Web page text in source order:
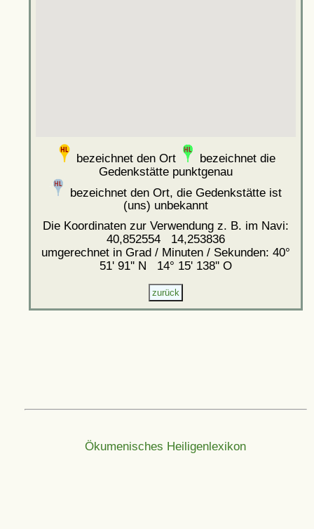
bezeichnet den Ort
bezeichnet die
Gedenkstätte punktgenau
bezeichnet den Ort, die Gedenkstätte ist
(uns) unbekannt
Die Koordinaten zur Verwendung z. B. im Navi:
40,852554 14,253836
umgerechnet in Grad / Minuten / Sekunden: 40°
51' 91'' N 14° 15' 138'' O
Ökumenisches Heiligenlexikon